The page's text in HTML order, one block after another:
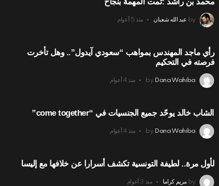
by عبد الله شعبان منذ 5 أعوام
رأي ماجد المهندس بمواهب “سعودي آيدول”.. وهل تأخرت
فرصته في التحكيم
by Dana Wahiba منذ 4 أعوام
الشاب خالد يوحّد جميع الجنسيات في “come together”
by Dana Wahiba منذ 4 أعوام
لأول مرة.. لطيفة التونسية تكشف أسرارا عن خلافها مع إليسا
by مريم كراما منذ 3 أعوام